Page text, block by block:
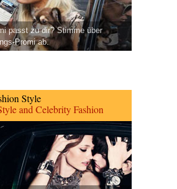
passt zu dir? Stimme über
Promi ab.
Style
and Celebrity Fashion